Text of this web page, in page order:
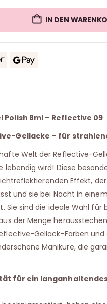
IN DEN
Polish 8ml – Reflective 09
Gellacke – für
Welt der Reflective-
lebendig wird! Diese
Effekt,
und sie bei Nacht in
Sie sind die ideale Wahl für
der Menge
Gellack-Farben
Maniküre, die
für ein